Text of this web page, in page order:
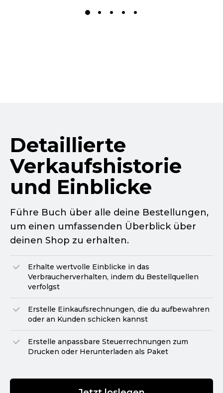
Detaillierte
Verkaufshistorie
und Einblicke
Führe Buch über alle deine Bestellungen,
um einen umfassenden Überblick über
deinen Shop zu erhalten.
Erhalte wertvolle Einblicke in das
Verbraucherverhalten, indem du Bestellquellen
verfolgst
Erstelle Einkaufsrechnungen, die du aufbewahren
oder an Kunden schicken kannst
Erstelle anpassbare Steuerrechnungen zum
Drucken oder Herunterladen als Paket